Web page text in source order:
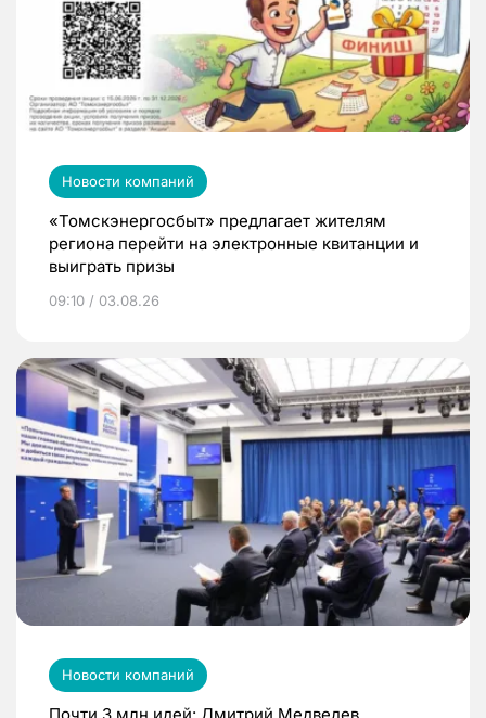
Новости компаний
«Томскэнергосбыт» предлагает жителям
региона перейти на электронные квитанции и
выиграть призы
09:10 / 03.08.26
Новости компаний